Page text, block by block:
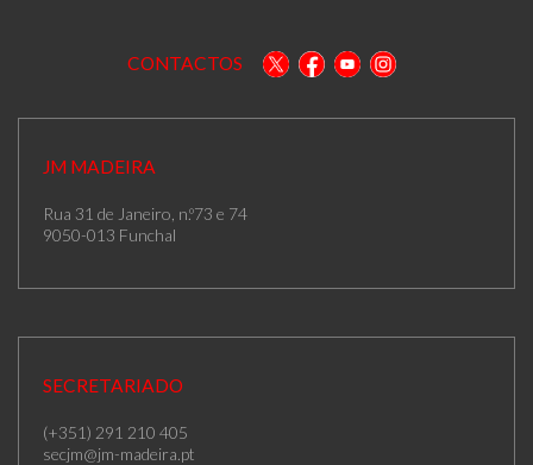
CONTACTOS
JM MADEIRA
Rua 31 de Janeiro, n.º73 e 74
9050-013 Funchal
SECRETARIADO
(+351) 291 210 405
secjm@jm-madeira.pt